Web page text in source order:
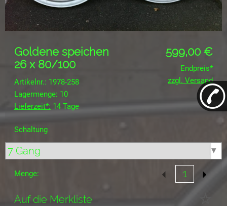
599,00 €
Goldene speichen
26 x 80/100
Artikelnr.: 1978-258
Lagermenge: 10
Lieferzeit*: 14 Tage
Endpreis*
zzgl. Versand
Schaltung
Menge:
Auf die Merkliste